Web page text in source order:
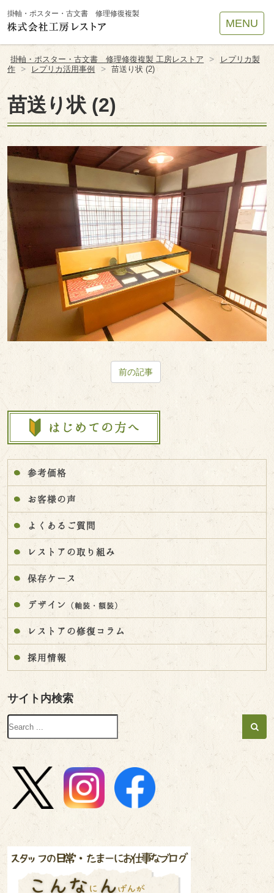
掛軸・ポスター・古文書 修理修復複製
MENU
掛軸・ポスター・古文書 修理修復複製 工房レストア >
レプリカ製
作 > レプリカ活用事例 > 苗送り状 (2)
苗送り状 (2)
前の記事
参考価格
お客様の声
よくあるご質問
レストアの取り組み
保存ケース
デザイン （軸装・額装）
レストアの修復コラム
採用情報
サイト内検索
Site
Footer